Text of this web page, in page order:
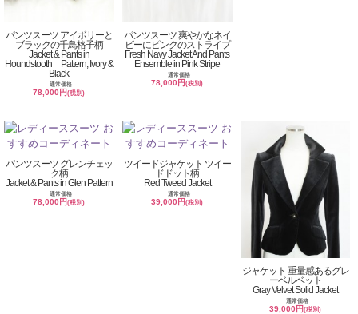
パンツスーツ アイボリーと
ブラックの千鳥格子柄
Jacket & Pants in
Houndstooth Pattern, Ivory &
Black
通常価格
78,000円(税別)
パンツスーツ 爽やかなネイ
ビーにピンクのストライプ
Fresh Navy Jacket And Pants
Ensemble in Pink Stripe
通常価格
78,000円(税別)
パンツスーツ グレンチェッ
ク柄
Jacket & Pants in Glen Pattern
通常価格
78,000円(税別)
ツイードジャケット ツイー
ドドット柄
Red Tweed Jacket
通常価格
39,000円(税別)
ジャケット 重量感あるグレ
ーベルベット
Gray Velvet Solid Jacket
通常価格
39,000円(税別)